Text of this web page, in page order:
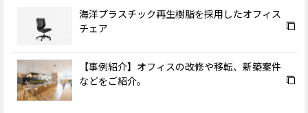
海洋プラスチック再生樹脂を採用したオフィス
チェア
【事例紹介】オフィスの改修や移転、新築案件
などをご紹介。